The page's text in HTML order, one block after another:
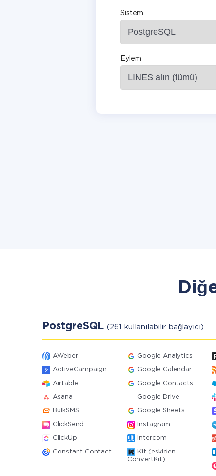
Sistem
Eylem
PostgreSQL (261 kullanılabilir bağlayıcı)
AWeber Google Analytics
ActiveCampaign Google Calendar
Airtable Google Contacts
Asana Google Drive
BulkSMS Google Sheets
ClickSend Instagram
ClickUp Intercom
Constant Contact
Kit (eskiden
ConvertKit)